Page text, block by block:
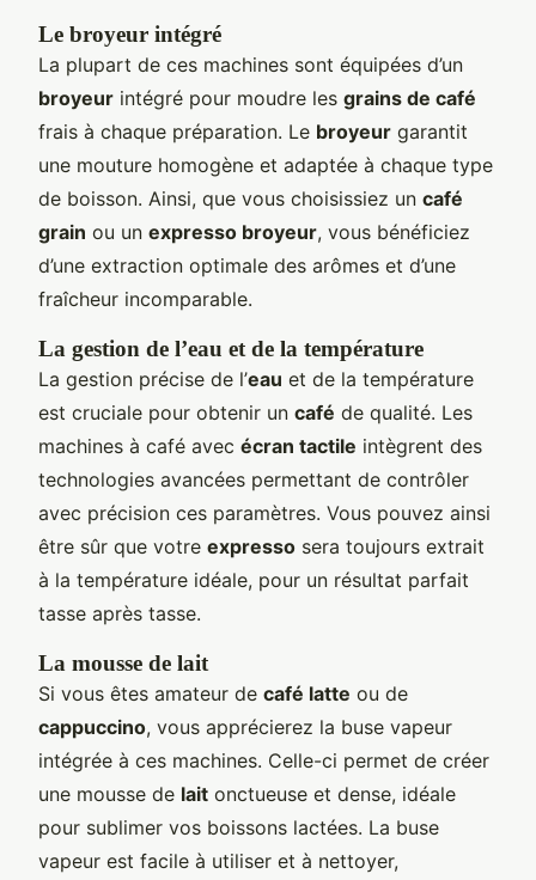
Le broyeur intégré
La plupart de ces machines sont équipées d’un
broyeur intégré pour moudre les grains de café
frais à chaque préparation. Le broyeur garantit
une mouture homogène et adaptée à chaque type
de boisson. Ainsi, que vous choisissiez un café
grain ou un expresso broyeur, vous bénéficiez
d’une extraction optimale des arômes et d’une
fraîcheur incomparable.
La gestion de l’eau et de la température
La gestion précise de l’eau et de la température
est cruciale pour obtenir un café de qualité. Les
machines à café avec écran tactile intègrent des
technologies avancées permettant de contrôler
avec précision ces paramètres. Vous pouvez ainsi
être sûr que votre expresso sera toujours extrait
à la température idéale, pour un résultat parfait
tasse après tasse.
La mousse de lait
Si vous êtes amateur de café latte ou de
cappuccino, vous apprécierez la buse vapeur
intégrée à ces machines. Celle-ci permet de créer
une mousse de lait onctueuse et dense, idéale
pour sublimer vos boissons lactées. La buse
vapeur est facile à utiliser et à nettoyer,